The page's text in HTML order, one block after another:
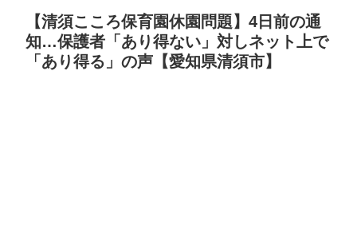
【清須こころ保育園休園問題】4日前の通
知…保護者「あり得ない」対しネット上で
「あり得る」の声【愛知県清須市】